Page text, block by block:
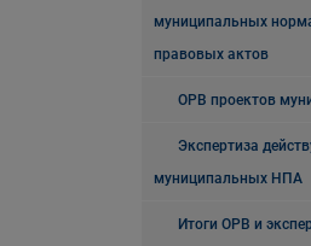
муниципальных
правовых актов
ОРВ проектов
Экспертиза
муниципальных НПА
Итоги ОРВ и